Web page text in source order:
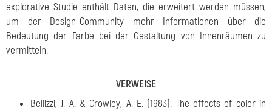
explorative Studie enthält Daten, die erweitert werden müssen,
um der Design-Community mehr Informationen über die
Bedeutung der Farbe bei der Gestaltung von Innenräumen zu
vermitteln.
VERWEISE
Bellizzi, J. A. & Crowley, A. E. (1983). The effects of color in